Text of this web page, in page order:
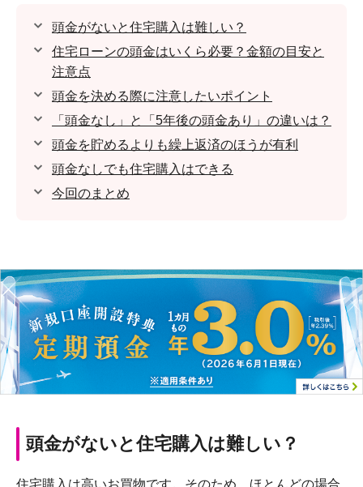
頭金がないと住宅購入は難しい？
住宅ローンの頭金はいくら必要？金額の目安と
注意点
頭金を決める際に注意したいポイント
「頭金なし」と「5年後の頭金あり」の違いは？
頭金を貯めるよりも繰上返済のほうが有利
頭金なしでも住宅購入はできる
今回のまとめ
頭金がないと住宅購入は難しい？